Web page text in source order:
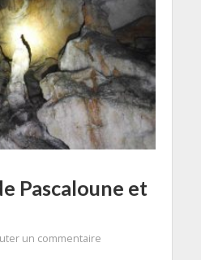
Pascaloune et
un commentaire